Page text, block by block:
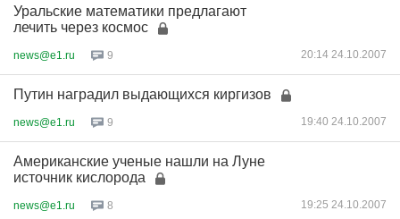
Уральские математики предлагают
лечить через космос
news@e1.ru 9 20:14 24.10.2007
Путин наградил выдающихся киргизов
news@e1.ru 9 19:40 24.10.2007
Американские ученые нашли на Луне
источник кислорода
news@e1.ru 8 19:25 24.10.2007